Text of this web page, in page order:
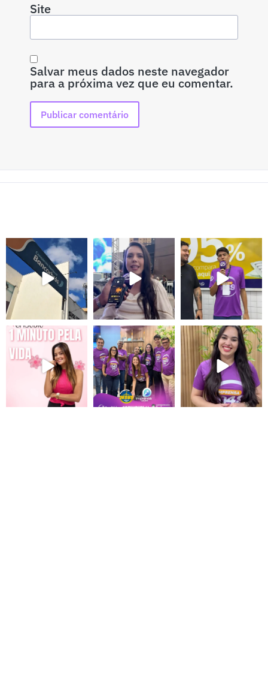
Site
Salvar meus dados neste navegador
para a próxima vez que eu comentar.